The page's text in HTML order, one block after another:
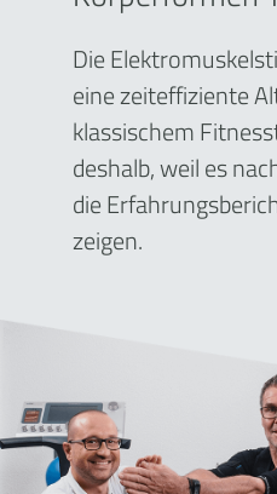
Die
eine zeiteffiziente
klassischem
deshalb, weil es
die
zeigen.